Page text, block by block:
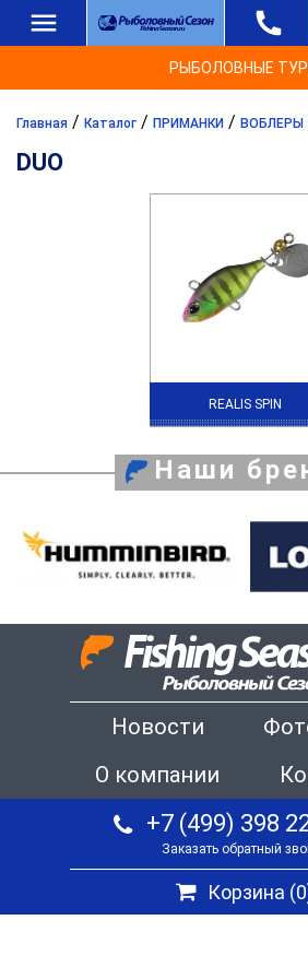
РЫБОЛОВНЫЕ
Главная / Каталог / ПРИМАНКИ / ВОБЛЕРЫ
DUO
REALIS SPIN
Наши
Новости
О компании
+7 (499) 398
Заказать обратный
Корзина (0